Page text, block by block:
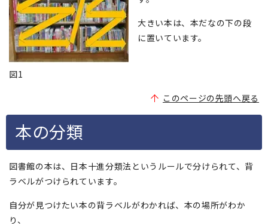
図1
大きい本は、本だなの下の段
に置いています。
このページの先頭へ戻る
本の分類
図書館の本は、日本十進分類法というルールで分けられて、背
ラベルがつけられています。
自分が見つけたい本の背ラベルがわかれば、本の場所がわか
り、